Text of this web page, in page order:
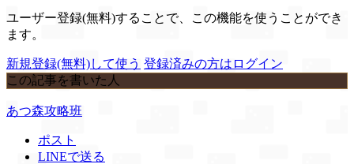
ユーザー登録(無料)することで、この機能を使うことができ
ます。
新規登録(無料)して使う 登録済みの方はログイン
この記事を書いた人
あつ森攻略班
ポスト
LINEで送る